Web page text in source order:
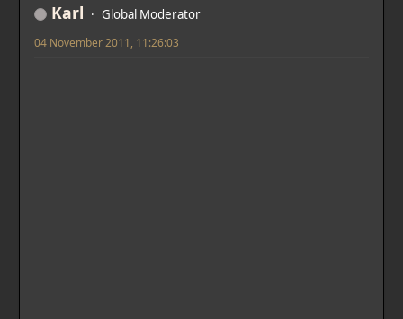
Karl Global Moderator
04 November 2011, 11:26:03